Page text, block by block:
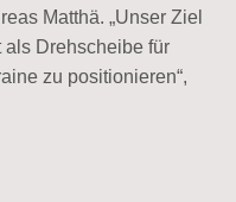
Matthä. „Unser Ziel
als Drehscheibe für
zu positionieren“,